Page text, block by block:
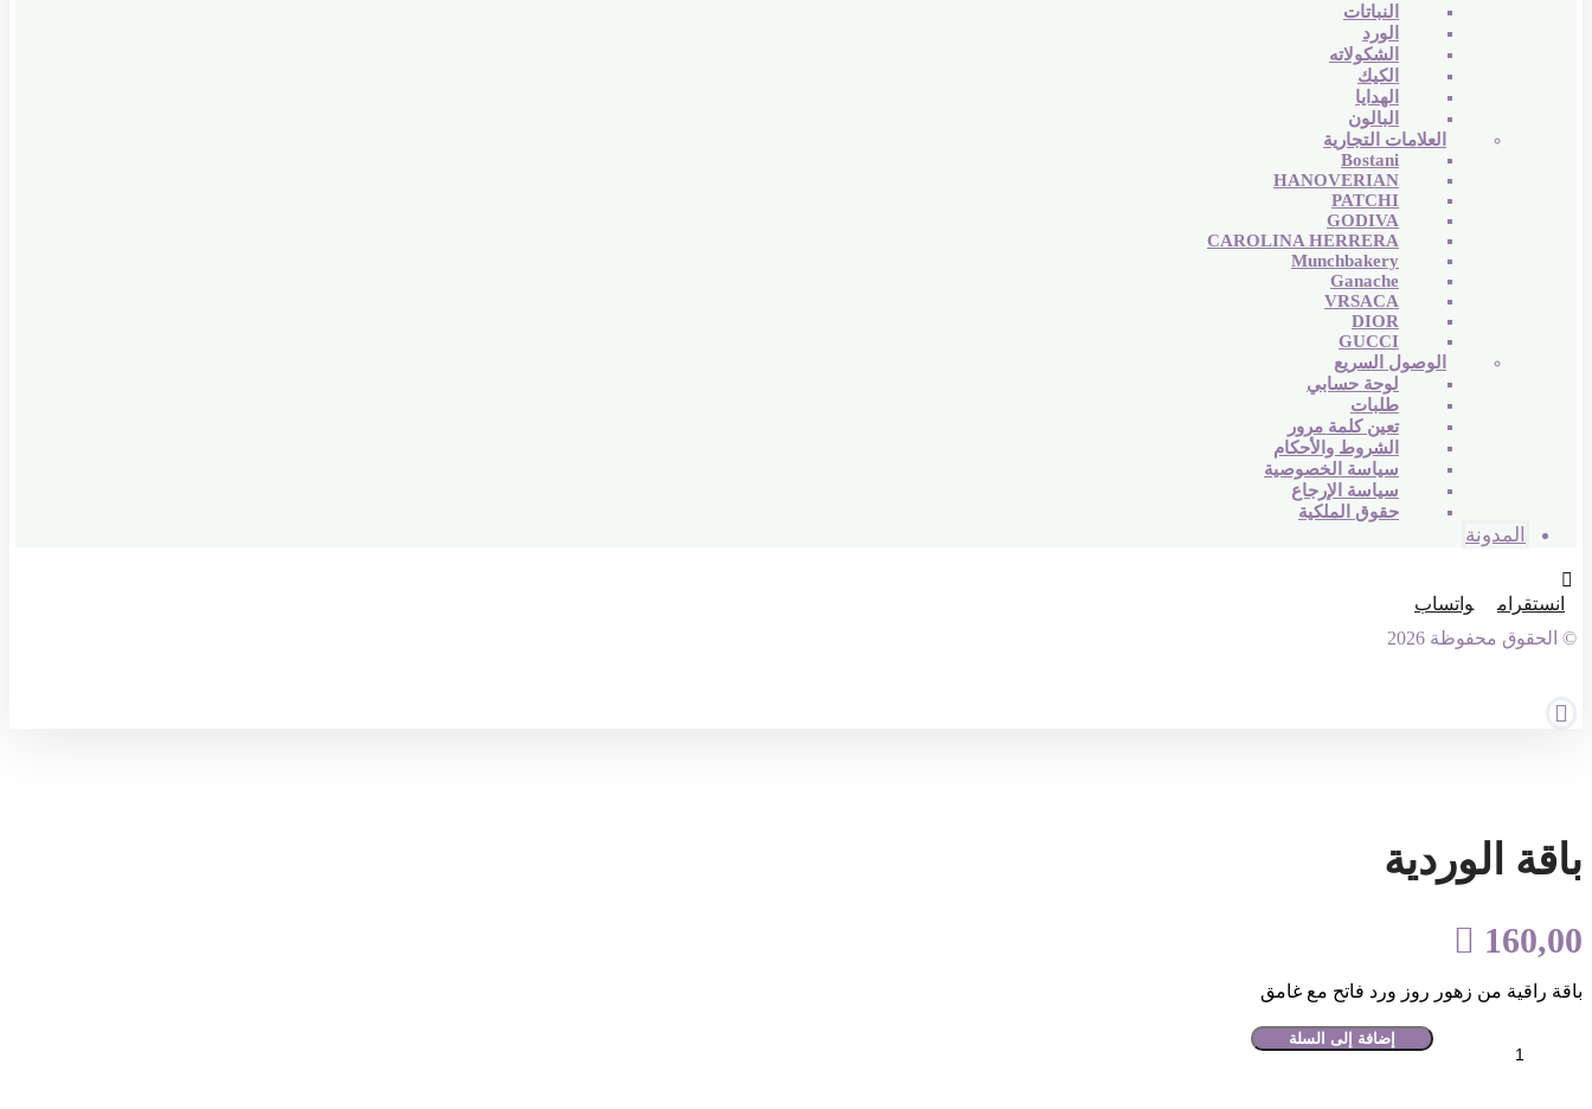
النباتات
الورد
الشكولاته
الكيك
الهدايا
البالون
العلامات التجارية
Bostani
HANOVERIAN
PATCHI
GODIVA
CAROLINA HERRERA
Munchbakery
Ganache
VRSACA
DIOR
GUCCI
الوصول السريع
لوحة حسابي
طلبات
تعين كلمة مرور
الشروط والأحكام
سياسة الخصوصية
سياسة الإرجاع
حقوق الملكية
المدونة
انستقرام
واتساب
© الحقوق محفوظة 2026
باقة الوردية
 160,00
باقة راقية من زهور روز ورد فاتح مع غامق
إضافة إلى السلة